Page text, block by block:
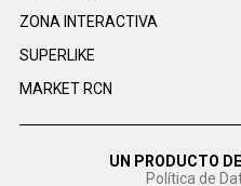
ZONA INTERACTIVA
SUPERLIKE
MARKET RCN
UN PRODUCTO
Política de